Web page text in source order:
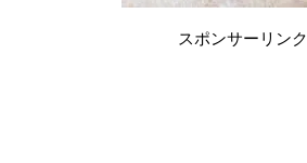
スポンサーリンク